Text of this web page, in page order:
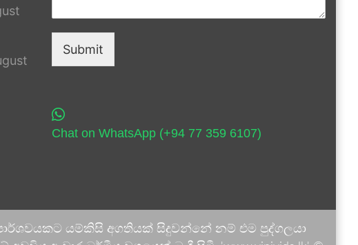
Submit
Chat on WhatsApp (+94 77 359 6107)
යම්කිසි අගතියක් සිදුවන්නේ නම් එම පුද්ගලයා